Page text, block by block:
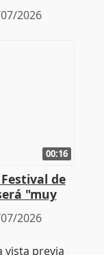
2026
00:16
de
"muy
2026